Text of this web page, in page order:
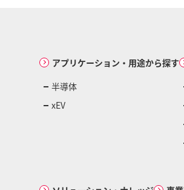
アプリケーション・用途から探す
半導体
xEV